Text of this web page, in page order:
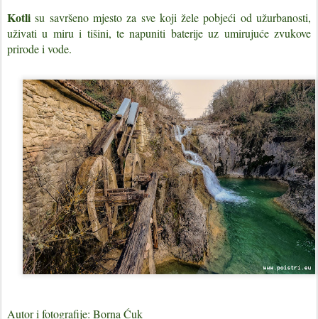
Kotli su savršeno mjesto za sve koji žele pobjeći od užurbanosti,
uživati u miru i tišini, te napuniti baterije uz umirujuće zvukove
prirode i vode.
Autor i fotografije: Borna Ćuk